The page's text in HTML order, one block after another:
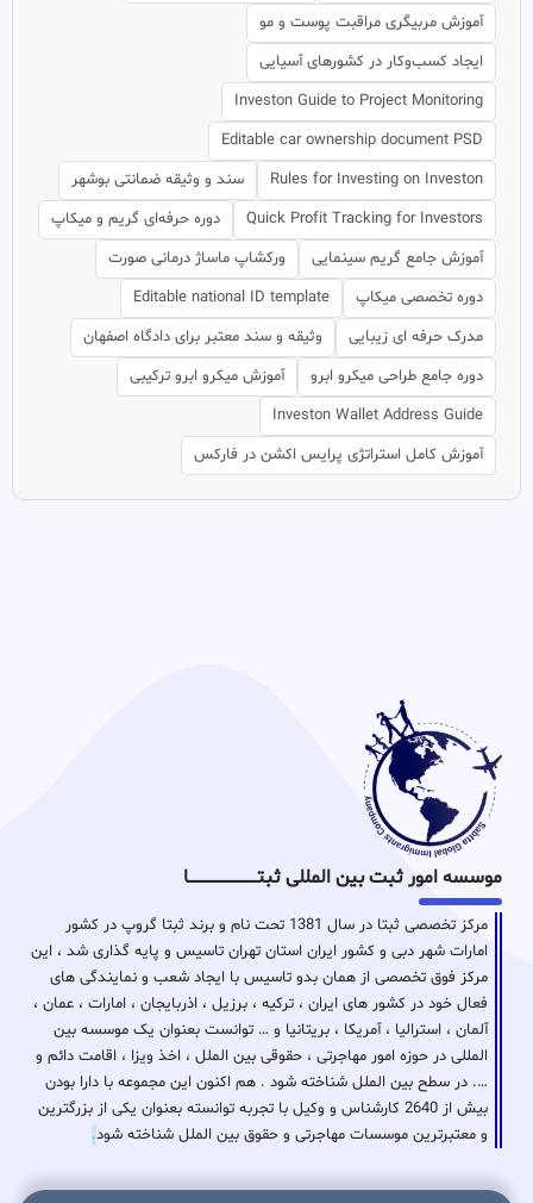
آموزش مربیگری مراقبت پوست و مو
ایجاد کسب‌وکار در کشورهای آسیایی
Investon Guide to Project Monitoring
Editable car ownership document PSD
Rules for Investing on Investon
سند و وثیقه ضمانتی بوشهر
Quick Profit Tracking for Investors
دوره حرفه‌ای گریم و میکاپ
آموزش جامع گریم سینمایی
ورکشاپ ماساژ درمانی صورت
دوره تخصصی میکاپ
Editable national ID template
مدرک حرفه ای زیبایی
وثیقه و سند معتبر برای دادگاه اصفهان
دوره جامع طراحی میکرو ابرو
آموزش میکرو ابرو ترکیبی
Investon Wallet Address Guide
آموزش کامل استراتژی پرایس اکشن در فارکس
موسسه امور ثبت بین المللی ثبتـــــــــــــــــــــــــــــا
مرکز تخصصی ثبتا در سال 1381 تحت نام و برند ثبتا گروپ در کشور
امارات شهر دبی و کشور ایران استان تهران تاسیس و پایه گذاری شد ، این
مرکز فوق تخصصی از همان بدو تاسیس با ایجاد شعب و نمایندگی های
فعال خود در کشور های ایران ، ترکیه ، برزیل ، اذربایجان ، امارات ، عمان ،
آلمان ، استرالیا ، آمریکا ، بریتانیا و … توانست بعنوان یک موسسه بین
المللی در حوزه امور مهاجرتی ، حقوقی بین الملل ، اخذ ویزا ، اقامت دائم و
…. در سطح بین الملل شناخته شود . هم اکنون این مجموعه با دارا بودن
بیش از 2640 کارشناس و وکیل با تجربه توانسته بعنوان یکی از بزرگترین
و معتبرترین موسسات مهاجرتی و حقوق بین الملل شناخته شود.